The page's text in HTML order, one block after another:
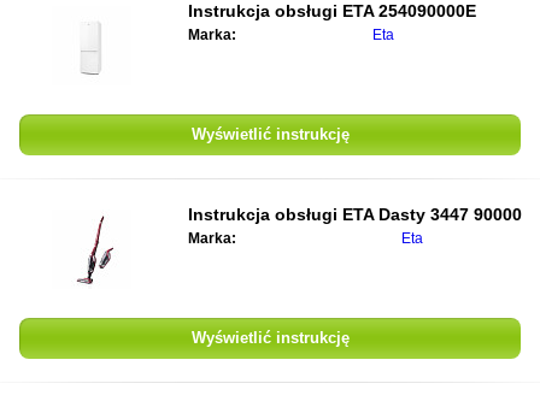
Instrukcja obsługi ETA 254090000E
Marka: Eta
Wyświetlić instrukcję
Instrukcja obsługi ETA Dasty 3447 90000
Marka: Eta
Wyświetlić instrukcję